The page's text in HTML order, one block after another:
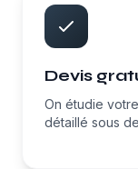
Devis
On étudie
détaillé sous